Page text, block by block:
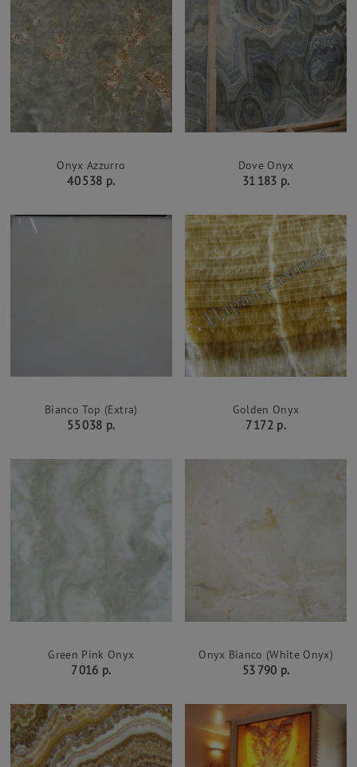
Onyx Azzurro
40 538 р.
Dove Onyx
31 183 р.
Bianco Top (Extra)
55 038 р.
Golden Onyx
7 172 р.
Green Pink Onyx
7 016 р.
Onyx Bianco (White Onyx)
53 790 р.